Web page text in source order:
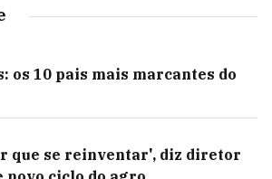
os 10 pais mais marcantes do
que se reinventar', diz diretor